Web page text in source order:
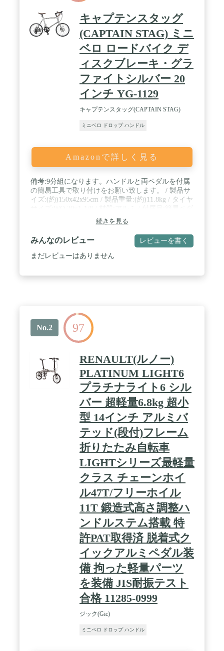
キャプテンスタッグ
(CAPTAIN STAG) ミニ
ベロ ロードバイク デ
ィスクブレーキ・グラ
ファイトシルバー 20
インチ YG-1129
キャプテンスタッグ(CAPTAIN STAG)
ミニベロ ドロップ ハンドル
Amazonで詳しく見る
備考:9分組になります。ハンドルと両ペダルを付属
の簡易工具で取り付けをお願い致します。 / 製品サ
イズ:(約)150x42x95cm / 製品重量:(約)11.8kg / タイヤ
ルレンチ、5mm六角レンチ、4mm六角レンチ / 原産
続きを見る
みんなのレビュー レビューを書く
まだレビューはありません
No.2 97
RENAULT(ルノー)
PLATINUM LIGHT6
プラチナライト6 シル
バー 超軽量6.8kg 超小
型 14インチ アルミバ
テッド(段付)フレーム
折りたたみ自転車
LIGHTシリーズ最軽量
クラス チェーンホイ
ル47T/フリーホイル
11T 鍛造式高さ調整ハ
ンドルステム搭載 特
許PAT取得済 脱着式ク
イックアルミペダル装
備 拘った軽量パーツ
を装備 JIS耐振テスト
合格 11285-0999
ジック(Gic)
ミニベロ ドロップ ハンドル